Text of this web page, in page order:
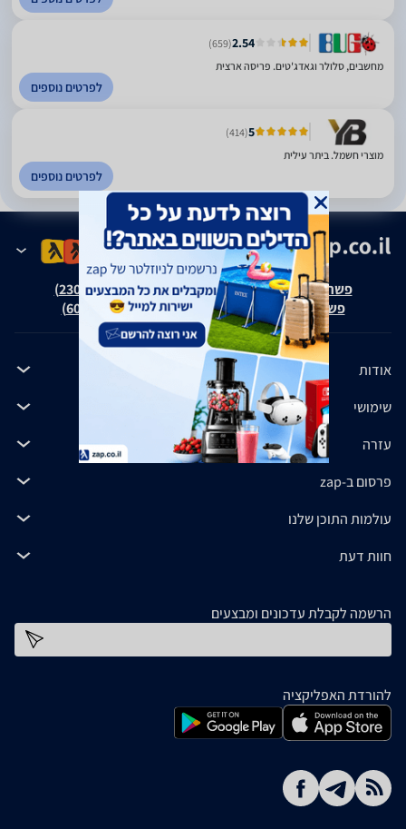
2.54
(659)
מחשבים, סלולר וגאדג'טים. פריסה ארצית
לפרטים נוספים
5
(414)
מוצרי חשמל. ביתר עילית
לפרטים נוספים
פשרה בת"צ אבנצ'יק נ' זאפ גרופ (ת"צ 23008-08-20)
פשרה בת"צ כהנים נ' זאפ גרופ (ת"צ 60371-12-19)
אודות
שימושי
עזרה
פרסום ב-zap
עולמות התוכן שלנו
חוות דעת
הרשמה לקבלת עדכונים ומבצעים
להורדת האפליקציה